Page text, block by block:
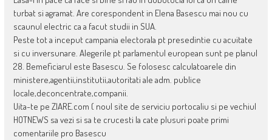
turbat si agramat. Are corespondent in Elena Basescu mai nou cu
scaunul electric ca a facut studii in SUA.
Peste tot a inceput campania electorala pt presedintie cu acuitate
si cu inversunare. Alegerile pt parlamentul european sunt pe planul
28. Bemeficiarul este Basescu. Se folosesc calculatoarele din
ministere,agentii,institutii,autoritati ale adm. publice
locale,deconcentrate,companii.
Uita-te pe ZIARE.com ( noul site de serviciu portocaliu si pe vechiul
HOTNEWS sa vezi si sa te crucesti la cate plusuri poate primi
comentariile pro Basescu